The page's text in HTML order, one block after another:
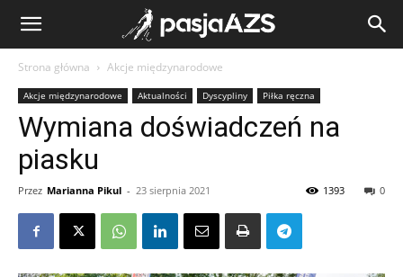
Strona główna Akcje międzynarodowe
Akcje międzynarodowe Aktualności Dyscypliny Piłka ręczna
Wymiana doświadczeń na
piasku
Przez Marianna Pikul - 23 sierpnia 2021 0
1393